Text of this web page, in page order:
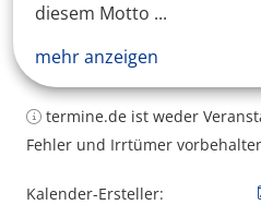
diesem Motto ...
mehr anzeigen
termine.de ist weder
Fehler und Irrtümer
Kalender-Ersteller: